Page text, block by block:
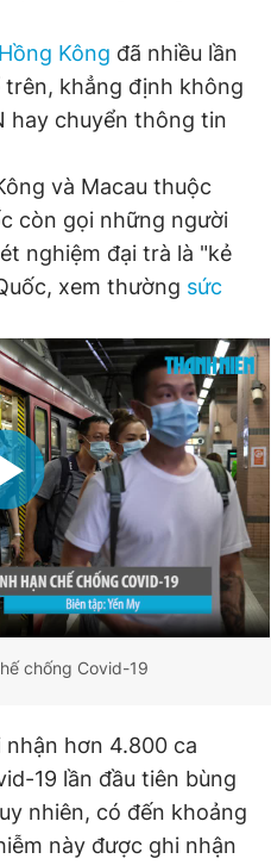
cấp ngày 24.3.2020
Báo Thanh Niên. Cấm sao
có sự chấp thuận bằng văn
JSC.
Kông đã nhiều lần
khẳng định không
hay chuyển thông tin
và Macau thuộc
còn gọi những người
nghiệm đại trà là "kẻ
xem thường sức
chống Covid-19
nhận hơn 4.800 ca
19 lần đầu tiên bùng
nhiên, có đến khoảng
này được ghi nhận